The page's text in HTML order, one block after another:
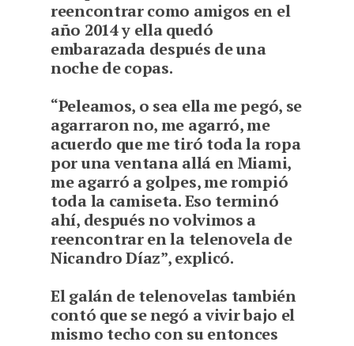
reencontrar como amigos en el
año 2014 y ella quedó
embarazada después de una
noche de copas.
“Peleamos, o sea ella me pegó, se
agarraron no, me agarró, me
acuerdo que me tiró toda la ropa
por una ventana allá en Miami,
me agarró a golpes, me rompió
toda la camiseta. Eso terminó
ahí, después no volvimos a
reencontrar en la telenovela de
Nicandro Díaz”, explicó.
El galán de telenovelas también
contó que se negó a vivir bajo el
mismo techo con su entonces